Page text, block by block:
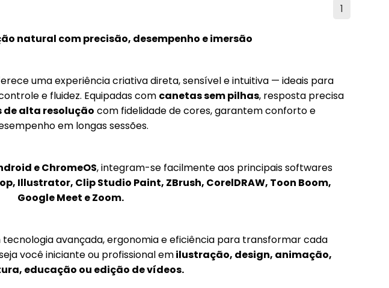
1
natural com precisão, desempenho e imersão
uma experiência criativa direta, sensível e intuitiva — ideais para
e fluidez. Equipadas com canetas sem pilhas, resposta precisa
de alta resolução com fidelidade de cores, garantem conforto e
em longas sessões.
e ChromeOS, integram-se facilmente aos principais softwares
Illustrator, Clip Studio Paint, ZBrush, CorelDRAW, Toon Boom,
Google Meet e Zoom.
avançada, ergonomia e eficiência para transformar cada
você iniciante ou profissional emilustração, design, animação,
educação ou edição de vídeos.